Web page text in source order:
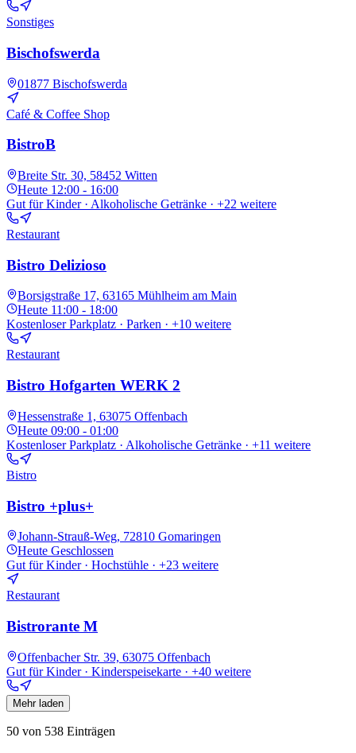
Sonstiges
Bischofswerda
01877 Bischofswerda
Café & Coffee Shop
BistroB
Breite Str. 30, 58452 Witten
Heute 12:00 - 16:00
Gut für Kinder · Alkoholische Getränke · +22 weitere
Restaurant
Bistro Delizioso
Borsigstraße 17, 63165 Mühlheim am Main
Heute 11:00 - 18:00
Kostenloser Parkplatz · Parken · +10 weitere
Restaurant
Bistro Hofgarten WERK 2
Hessenstraße 1, 63075 Offenbach
Heute 09:00 - 01:00
Kostenloser Parkplatz · Alkoholische Getränke · +11 weitere
Bistro
Bistro +plus+
Johann-Strauß-Weg, 72810 Gomaringen
Heute Geschlossen
Gut für Kinder · Hochstühle · +23 weitere
Restaurant
Bistrorante M
Offenbacher Str. 39, 63075 Offenbach
Gut für Kinder · Kinderspeisekarte · +40 weitere
Mehr laden
50 von 538 Einträgen